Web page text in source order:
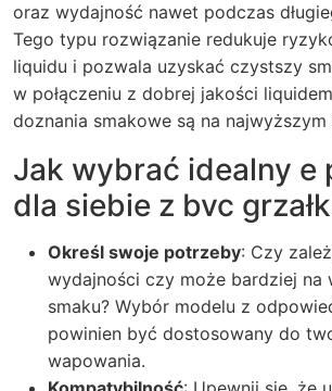
oraz wydajność nawet podczas
Tego typu rozwiązanie redukuje
liquidu i pozwala uzyskać czystszy
w połączeniu z dobrej jakości
doznania smakowe są na
Jak wybrać idealny e
dla siebie z bvc
Określ swoje potrzeby: Czy
wydajności czy może bardziej na
smaku? Wybór modelu z
powinien być dostosowany do
wapowania.